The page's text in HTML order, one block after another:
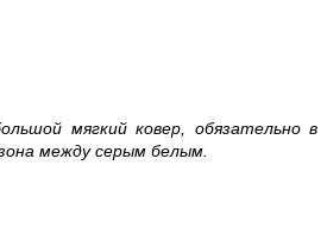
мягкий ковер, обязательно в
между серым белым.